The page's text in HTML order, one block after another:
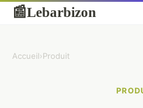
📰Lebarbizon
Accueil›Produit